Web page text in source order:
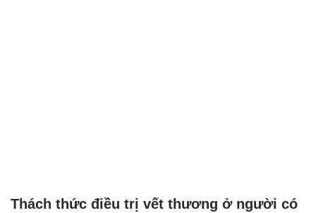
Thách thức điều trị vết thương ở người có